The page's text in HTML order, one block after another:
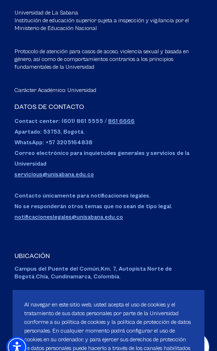
Universidad de La Sabana
Institución de educación superior sujeta a inspección y vigilancia por el
Ministerio de Educación Nacional
Protocolo de atención para casos de acoso, violencia sexual y basada en
género, así como de comportamientos contrarios a los principios
fundamentales de la Universidad
Carácter Académico: Universidad
DATOS DE CONTACTO
Contact center: (601) 861 5555 / 861 6666
Apartado: 53753, Bogotá.
WhatsApp: +57 3205164838
Correo electrónico para inquietudes generales y servicios de la
Universidad
servicious@unisabana.edu.co
Contacto únicamente para notificaciones legales.
No se responderán otros temas que no sean de tipo legal.
notificacioneslegales@unisabana.edu.co
UBICACIÓN
Campus del Puente del Común,Km. 7, Autopista Norte de
Bogotá.Chía, Cundinamarca, Colombia.
Personería Jurídica:Resolución 130 del 14 de enero de 1980.
Ministerio de Educación Nacional.
Al navegar en este sitio web, usted acepta el uso de cookies y el
tratamiento de sus datos personales por parte de la Universidad
conforme a su política de cookies y la política de protección de datos
personales. En cualquier momento podrá configurar el uso de
cookies en su ordenador, y para ejercer sus derechos de protección
de datos personales puede hacerlo a través de los canales habilitados